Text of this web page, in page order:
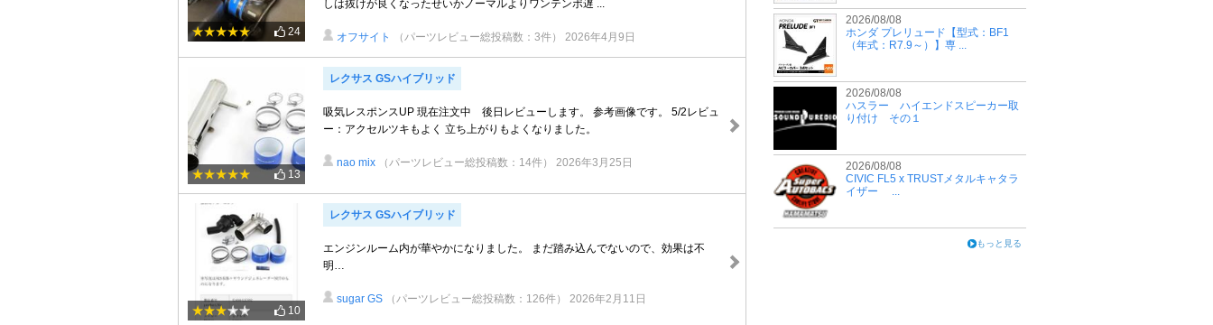
24
しは抜けが良くなったせいかノーマルよりワンテンポ遅 ...
オフサイト （パーツレビュー総投稿数：3件） 2026年4月9日
13
レクサス GSハイブリッド
吸気レスポンスUP 現在注文中 後日レビューします。 参考画像です。 5/2レビュ
ー：アクセルツキもよく 立ち上がりもよくなりました。
nao mix （パーツレビュー総投稿数：14件） 2026年3月25日
10
レクサス GSハイブリッド
エンジンルーム内が華やかになりました。 まだ踏み込んでないので、効果は不
明…
sugar GS （パーツレビュー総投稿数：126件） 2026年2月11日
2026/08/08
ホンダ プレリュード【型式：BF1
（年式：R7.9～）】専 ...
2026/08/08
ハスラー ハイエンドスピーカー取
り付け その１
2026/08/08
CIVIC FL5 x TRUSTメタルキャタラ
イザー ...
もっと見る